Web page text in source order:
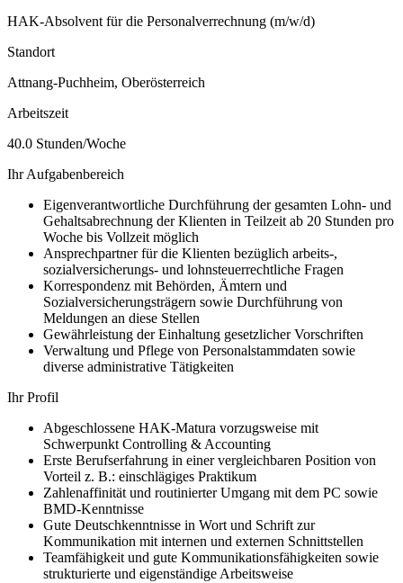
HAK-Absolvent für die Personalverrechnung (m/w/d)
Standort
Attnang-Puchheim, Oberösterreich
Arbeitszeit
40.0 Stunden/Woche
Ihr Aufgabenbereich
Eigenverantwortliche Durchführung der gesamten Lohn- und
Gehaltsabrechnung der Klienten in Teilzeit ab 20 Stunden pro
Woche bis Vollzeit möglich
Ansprechpartner für die Klienten bezüglich arbeits-,
sozialversicherungs- und lohnsteuerrechtliche Fragen
Korrespondenz mit Behörden, Ämtern und
Sozialversicherungsträgern sowie Durchführung von
Meldungen an diese Stellen
Gewährleistung der Einhaltung gesetzlicher Vorschriften
Verwaltung und Pflege von Personalstammdaten sowie
diverse administrative Tätigkeiten
Ihr Profil
Abgeschlossene HAK-Matura vorzugsweise mit
Schwerpunkt Controlling & Accounting
Erste Berufserfahrung in einer vergleichbaren Position von
Vorteil z. B.: einschlägiges Praktikum
Zahlenaffinität und routinierter Umgang mit dem PC sowie
BMD-Kenntnisse
Gute Deutschkenntnisse in Wort und Schrift zur
Kommunikation mit internen und externen Schnittstellen
Teamfähigkeit und gute Kommunikationsfähigkeiten sowie
strukturierte und eigenständige Arbeitsweise